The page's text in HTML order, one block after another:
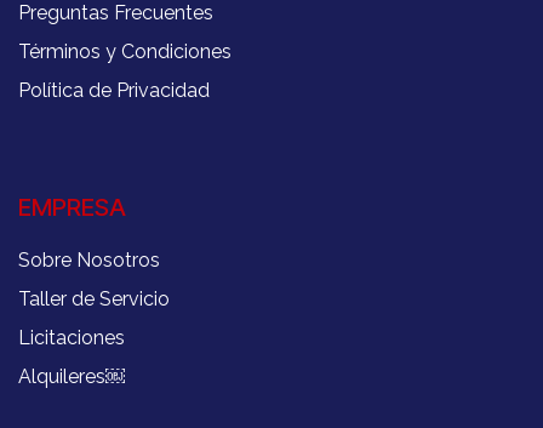
Preguntas Frecuentes
Términos y Condiciones
Política de Privacidad
EMPRESA
Sobre Nosotros
Taller de Servicio
Licitaciones
Alquileres￼